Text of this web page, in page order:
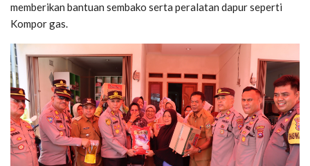
memberikan bantuan sembako serta peralatan dapur seperti
Kompor gas.